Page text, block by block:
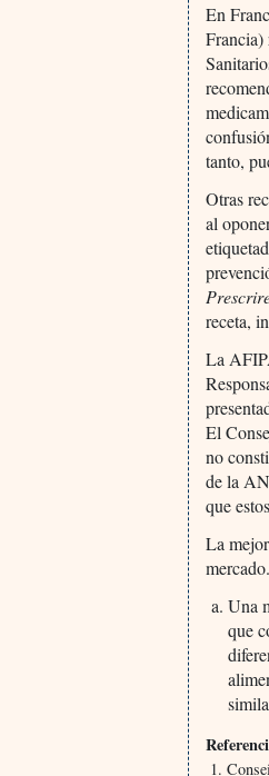
En
Francia)
tanto,
Otras
al
receta,
La
El
no
de la
que
La
mercado.
Una
que